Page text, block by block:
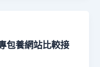
包養網站比較接